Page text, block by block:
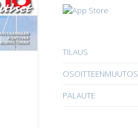
TILAUS
OSOITTEENMUUTOS
PALAUTE